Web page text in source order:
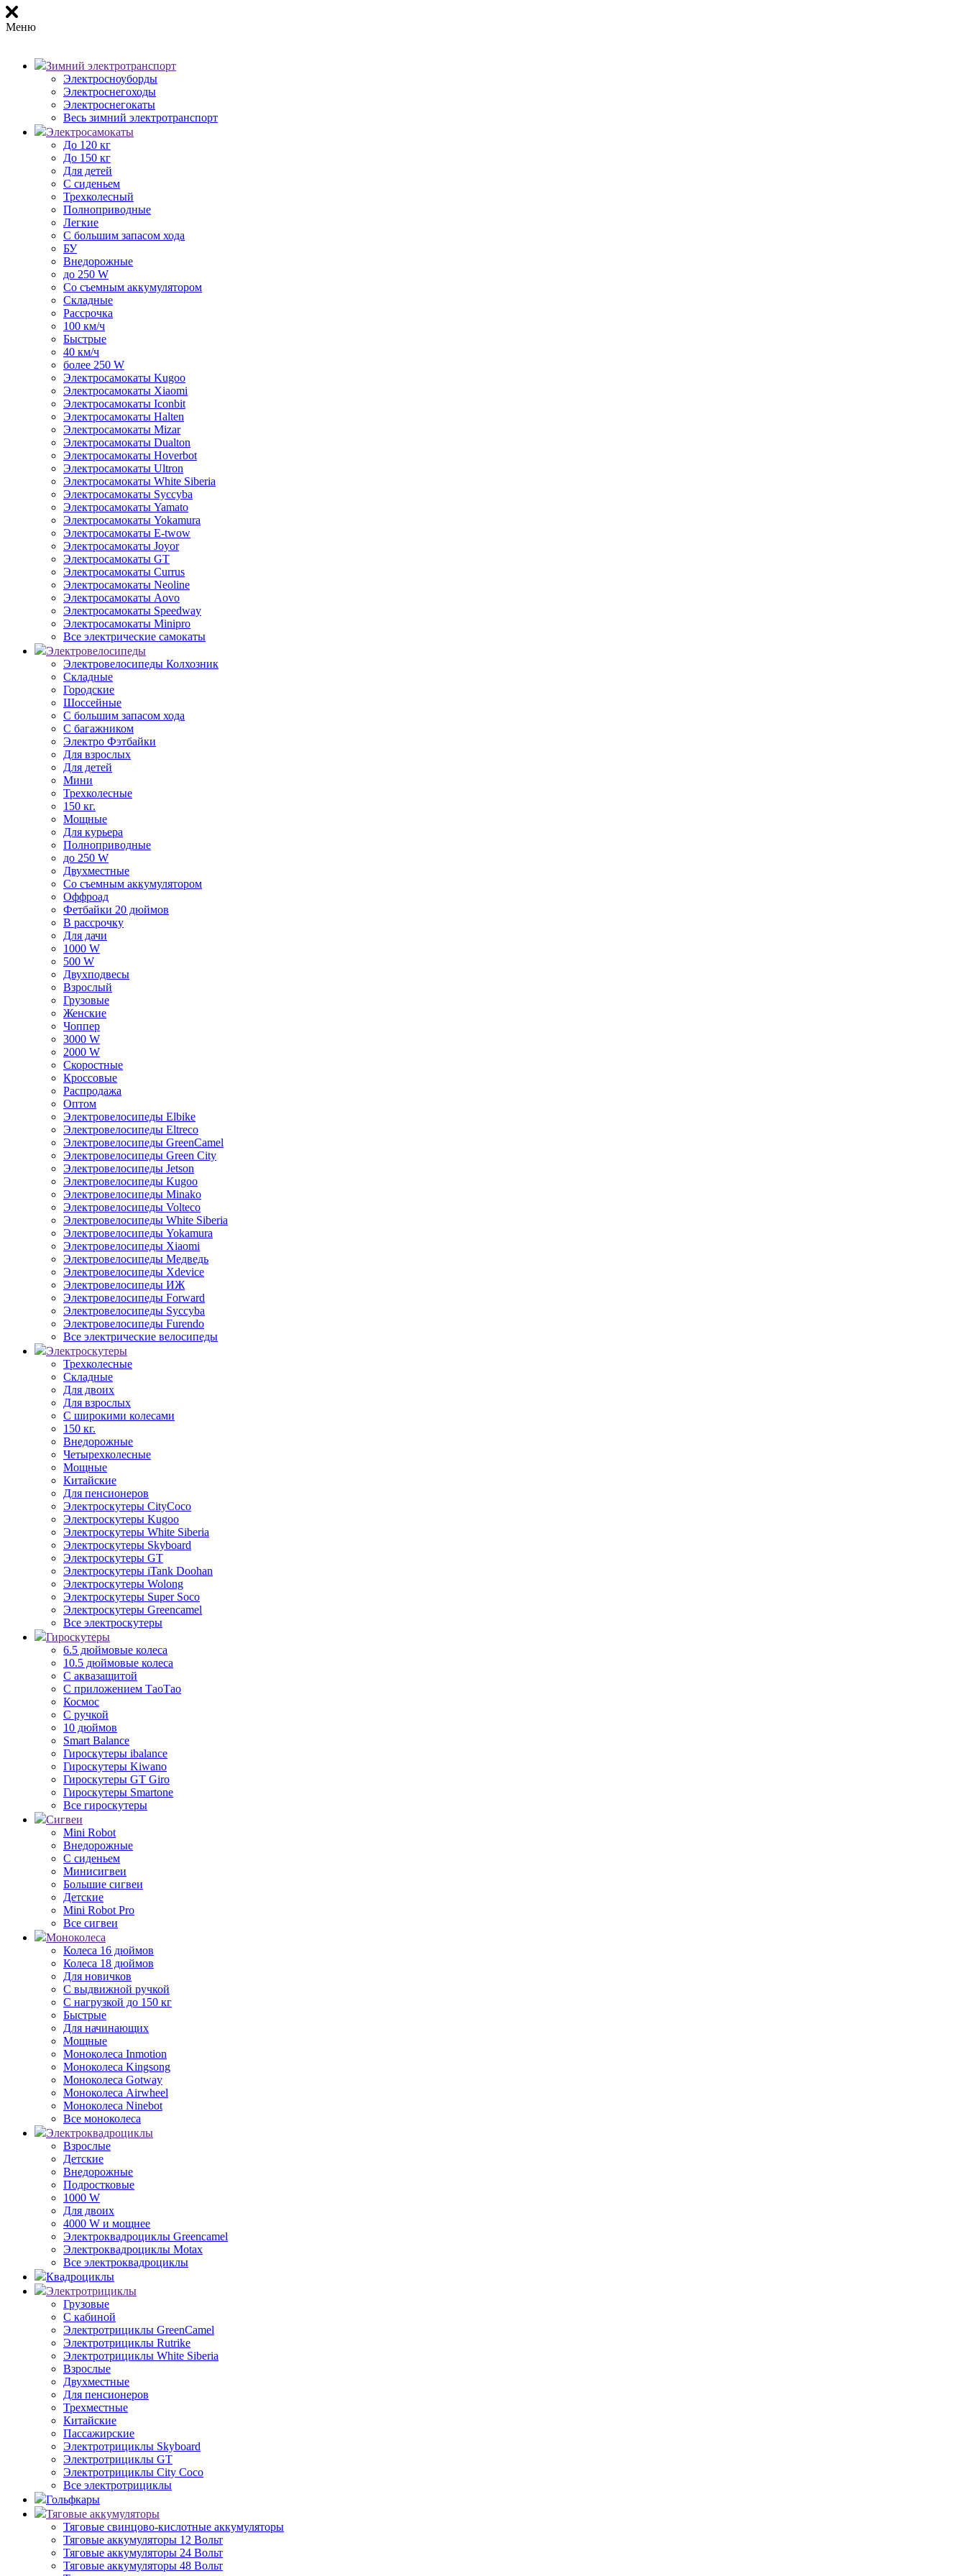
Меню
Зимний электротранспорт
Электросноуборды
Электроснегоходы
Электроснегокаты
Весь зимний электротранспорт
Электросамокаты
До 120 кг
До 150 кг
Для детей
С сиденьем
Трехколесный
Полноприводные
Легкие
С большим запасом хода
БУ
Внедорожные
до 250 W
Со съемным аккумулятором
Складные
Рассрочка
100 км/ч
Быстрые
40 км/ч
более 250 W
Электросамокаты Kugoo
Электросамокаты Xiaomi
Электросамокаты Iconbit
Электросамокаты Halten
Электросамокаты Mizar
Электросамокаты Dualton
Электросамокаты Hoverbot
Электросамокаты Ultron
Электросамокаты White Siberia
Электросамокаты Syccyba
Электросамокаты Yamato
Электросамокаты Yokamura
Электросамокаты E-twow
Электросамокаты Joyor
Электросамокаты GT
Электросамокаты Currus
Электросамокаты Neoline
Электросамокаты Aovo
Электросамокаты Speedway
Электросамокаты Minipro
Все электрические самокаты
Электровелосипеды
Электровелосипеды Колхозник
Складные
Городские
Шоссейные
С большим запасом хода
С багажником
Электро Фэтбайки
Для взрослых
Для детей
Мини
Трехколесные
150 кг.
Мощные
Для курьера
Полноприводные
до 250 W
Двухместные
Со съемным аккумулятором
Оффроад
Фетбайки 20 дюймов
В рассрочку
Для дачи
1000 W
500 W
Двухподвесы
Взрослый
Грузовые
Женские
Чоппер
3000 W
2000 W
Скоростные
Кроссовые
Распродажа
Оптом
Электровелосипеды Elbike
Электровелосипеды Eltreco
Электровелосипеды GreenCamel
Электровелосипеды Green City
Электровелосипеды Jetson
Электровелосипеды Kugoo
Электровелосипеды Minako
Электровелосипеды Volteco
Электровелосипеды White Siberia
Электровелосипеды Yokamura
Электровелосипеды Xiaomi
Электровелосипеды Медведь
Электровелосипеды Xdevice
Электровелосипеды ИЖ
Электровелосипеды Forward
Электровелосипеды Syccyba
Электровелосипеды Furendo
Все электрические велосипеды
Электроскутеры
Трехколесные
Складные
Для двоих
Для взрослых
С широкими колесами
150 кг.
Внедорожные
Четырехколесные
Мощные
Китайские
Для пенсионеров
Электроскутеры CityCoco
Электроскутеры Kugoo
Электроскутеры White Siberia
Электроскутеры Skyboard
Электроскутеры GT
Электроскутеры iTank Doohan
Электроскутеры Wolong
Электроскутеры Super Soco
Электроскутеры Greencamel
Все электроскутеры
Гироскутеры
6.5 дюймовые колеса
10.5 дюймовые колеса
С аквазащитой
С приложением ТаоТао
Космос
С ручкой
10 дюймов
Smart Balance
Гироскутеры ibalance
Гироскутеры Kiwano
Гироскутеры GT Giro
Гироскутеры Smartone
Все гироскутеры
Сигвеи
Mini Robot
Внедорожные
С сиденьем
Минисигвеи
Большие сигвеи
Детские
Mini Robot Pro
Все сигвеи
Моноколеса
Колеса 16 дюймов
Колеса 18 дюймов
Для новичков
С выдвижной ручкой
С нагрузкой до 150 кг
Быстрые
Для начинающих
Мощные
Моноколеса Inmotion
Моноколеса Kingsong
Моноколеса Gotway
Моноколеса Airwheel
Моноколеса Ninebot
Все моноколеса
Электроквадроциклы
Взрослые
Детские
Внедорожные
Подростковые
1000 W
Для двоих
4000 W и мощнее
Электроквадроциклы Greencamel
Электроквадроциклы Motax
Все электроквадроциклы
Квадроциклы
Электротрициклы
Грузовые
С кабиной
Электротрициклы GreenCamel
Электротрициклы Rutrike
Электротрициклы White Siberia
Взрослые
Двухместные
Для пенсионеров
Трехместные
Китайские
Пассажирские
Электротрициклы Skyboard
Электротрициклы GT
Электротрициклы City Coco
Все электротрициклы
Гольфкары
Тяговые аккумуляторы
Тяговые свинцово-кислотные аккумуляторы
Тяговые аккумуляторы 12 Вольт
Тяговые аккумуляторы 24 Вольт
Тяговые аккумуляторы 48 Вольт